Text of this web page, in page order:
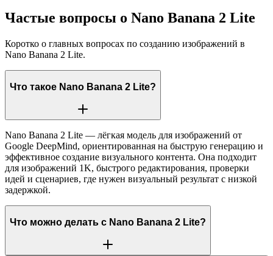
Частые вопросы о Nano Banana 2 Lite
Коротко о главных вопросах по созданию изображений в
Nano Banana 2 Lite.
Что такое Nano Banana 2 Lite?
Nano Banana 2 Lite — лёгкая модель для изображений от
Google DeepMind, ориентированная на быструю генерацию и
эффективное создание визуального контента. Она подходит
для изображений 1K, быстрого редактирования, проверки
идей и сценариев, где нужен визуальный результат с низкой
задержкой.
Что можно делать с Nano Banana 2 Lite?